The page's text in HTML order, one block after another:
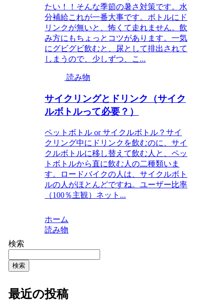
たい！！そんな季節の暑さ対策です。水
分補給これが一番大事です。ボトルにド
リンクが無いと、怖くて走れません。飲
み方にもちょっとコツがあります。一気
にグビグビ飲むと、尿として排出されて
しまうので、少しずつ、こ...
読み物
サイクリングとドリンク（サイク
ルボトルって必要？）
ペットボトル or サイクルボトル？サイ
クリング中にドリンクを飲むのに、サイ
クルボトルに移し替えて飲む人と、ペッ
トボトルから直に飲む人の二種類いま
す。ロードバイクの人は、サイクルボト
ルの人がほとんどですね。ユーザー比率
（100％主観）ネット...
ホーム
読み物
検索
検索
最近の投稿